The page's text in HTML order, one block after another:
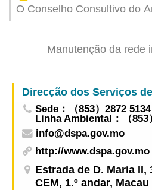
O Conselho Consultivo do
Manutenção da rede
Sede：（853）2872 5134
Linha Ambiental：（853
info@dspa.gov.mo
http://www.dspa.gov.mo
Estrada de D. Maria II,
CEM, 1.º andar, Macau